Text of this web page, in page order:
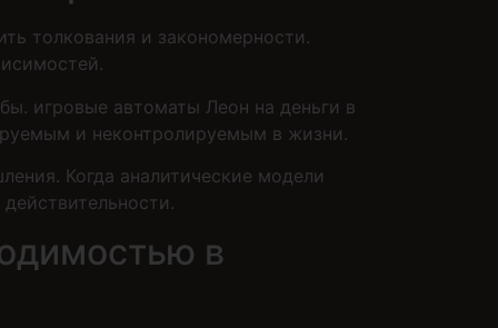
толкования и закономерности.
игровые автоматы Леон на деньги в
и неконтролируемым в жизни.
Когда аналитические модели
в